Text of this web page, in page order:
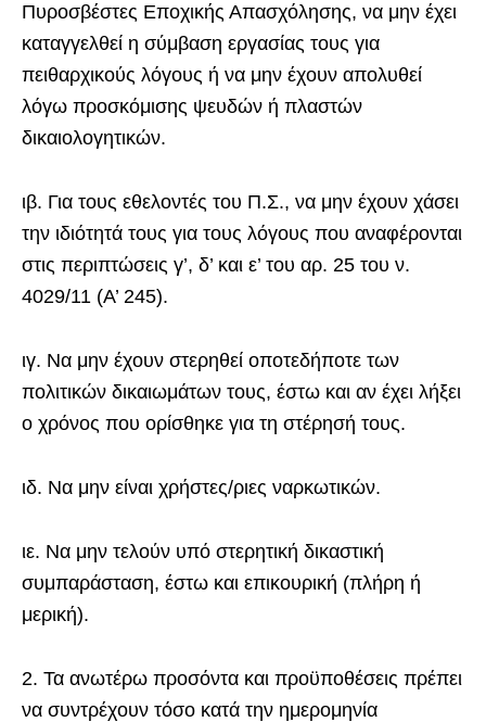
Πυροσβέστες Εποχικής Απασχόλησης, να μην έχει
καταγγελθεί η σύμβαση εργασίας τους για
πειθαρχικούς λόγους ή να μην έχουν απολυθεί
λόγω προσκόμισης ψευδών ή πλαστών
δικαιολογητικών.
ιβ. Για τους εθελοντές του Π.Σ., να μην έχουν χάσει
την ιδιότητά τους για τους λόγους που αναφέρονται
στις περιπτώσεις γ’, δ’ και ε’ του αρ. 25 του ν.
4029/11 (Α’ 245).
ιγ. Να μην έχουν στερηθεί οποτεδήποτε των
πολιτικών δικαιωμάτων τους, έστω και αν έχει λήξει
ο χρόνος που ορίσθηκε για τη στέρησή τους.
ιδ. Να μην είναι χρήστες/ριες ναρκωτικών.
ιε. Να μην τελούν υπό στερητική δικαστική
συμπαράσταση, έστω και επικουρική (πλήρη ή
μερική).
2. Τα ανωτέρω προσόντα και προϋποθέσεις πρέπει
να συντρέχουν τόσο κατά την ημερομηνία